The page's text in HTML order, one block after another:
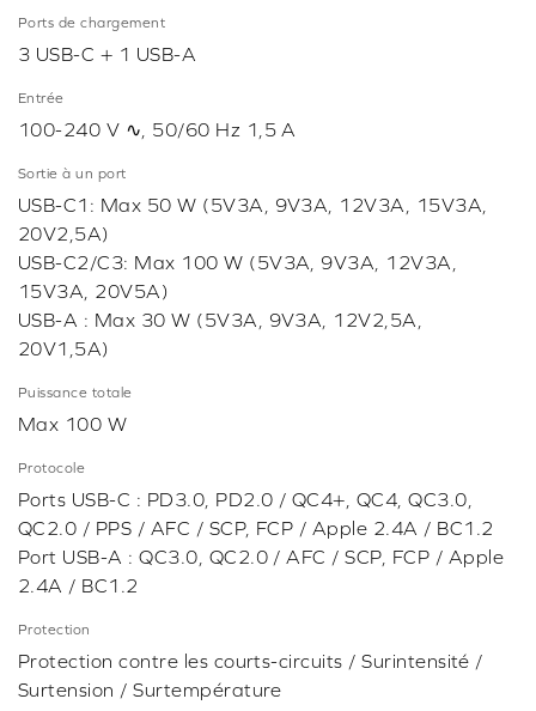
Ports de chargement
3 USB-C + 1 USB-A
Entrée
100-240 V ∿, 50/60 Hz 1,5 A
Sortie à un port
USB-C1: Max 50 W (5V3A, 9V3A, 12V3A, 15V3A,
20V2,5A)
USB-C2/C3: Max 100 W (5V3A, 9V3A, 12V3A,
15V3A, 20V5A)
USB-A : Max 30 W (5V3A, 9V3A, 12V2,5A,
20V1,5A)
Puissance totale
Max 100 W
Protocole
Ports USB-C : PD3.0, PD2.0 / QC4+, QC4, QC3.0,
QC2.0 / PPS / AFC / SCP, FCP / Apple 2.4A / BC1.2
Port USB-A : QC3.0, QC2.0 / AFC / SCP, FCP / Apple
2.4A / BC1.2
Protection
Protection contre les courts-circuits / Surintensité /
Surtension / Surtempérature